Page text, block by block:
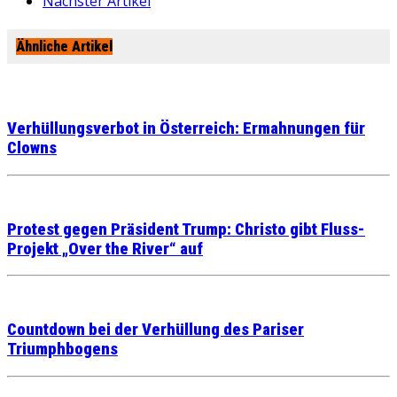
Ähnliche Artikel
Verhüllungsverbot in Österreich: Ermahnungen für
Clowns
Protest gegen Präsident Trump: Christo gibt Fluss-
Projekt „Over the River“ auf
Countdown bei der Verhüllung des Pariser
Triumphbogens